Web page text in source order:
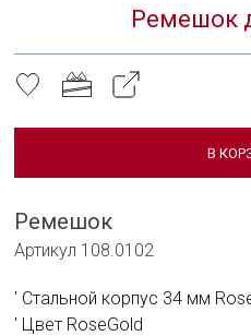
Программа лояльности
Оплата долями
Система смены ремешка
Сервисное обслуживание
Ремешок
В
Ремешок
Артикул 108.0102
Стальной корпус 34 мм
Цвет RoseGold